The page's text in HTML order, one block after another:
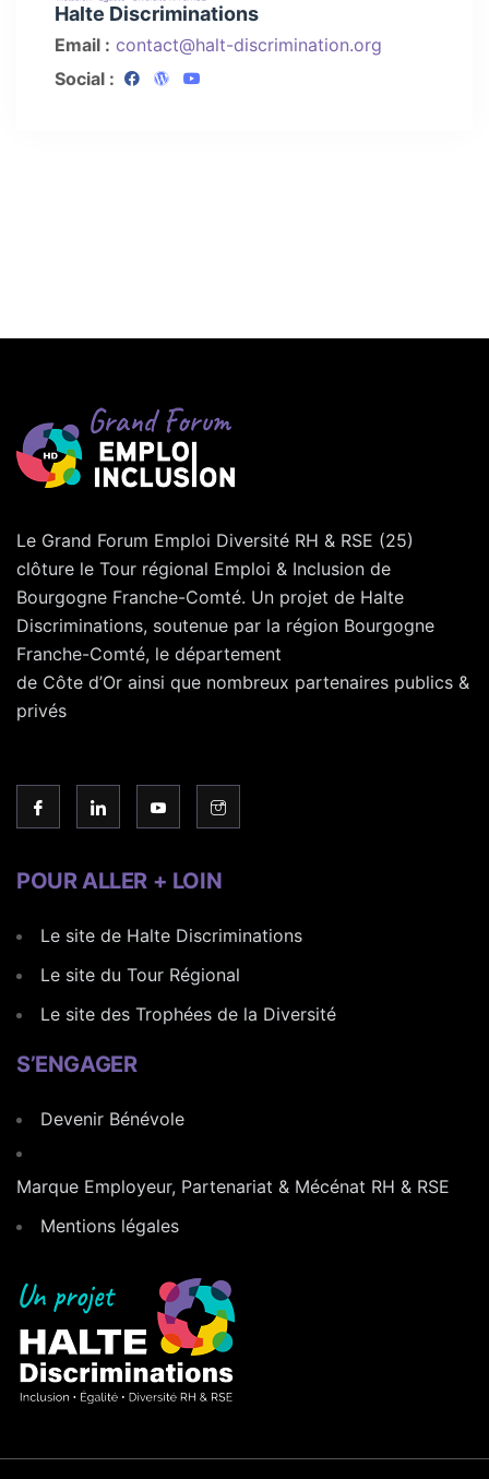
Halte Discriminations
Email : contact@halt-discrimination.org
Social :
Le Grand Forum Emploi Diversité RH & RSE (25)
clôture le Tour régional Emploi & Inclusion de
Bourgogne Franche-Comté. Un projet de Halte
Discriminations, soutenue par la région Bourgogne
Franche-Comté, le département
de Côte d’Or ainsi que nombreux partenaires publics &
privés
POUR ALLER + LOIN
Le site de Halte Discriminations
Le site du Tour Régional
Le site des Trophées de la Diversité
S’ENGAGER
Devenir Bénévole
Marque Employeur, Partenariat & Mécénat RH & RSE
Mentions légales